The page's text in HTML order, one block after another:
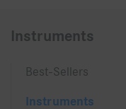
Instruments
Best-Sellers
Instruments